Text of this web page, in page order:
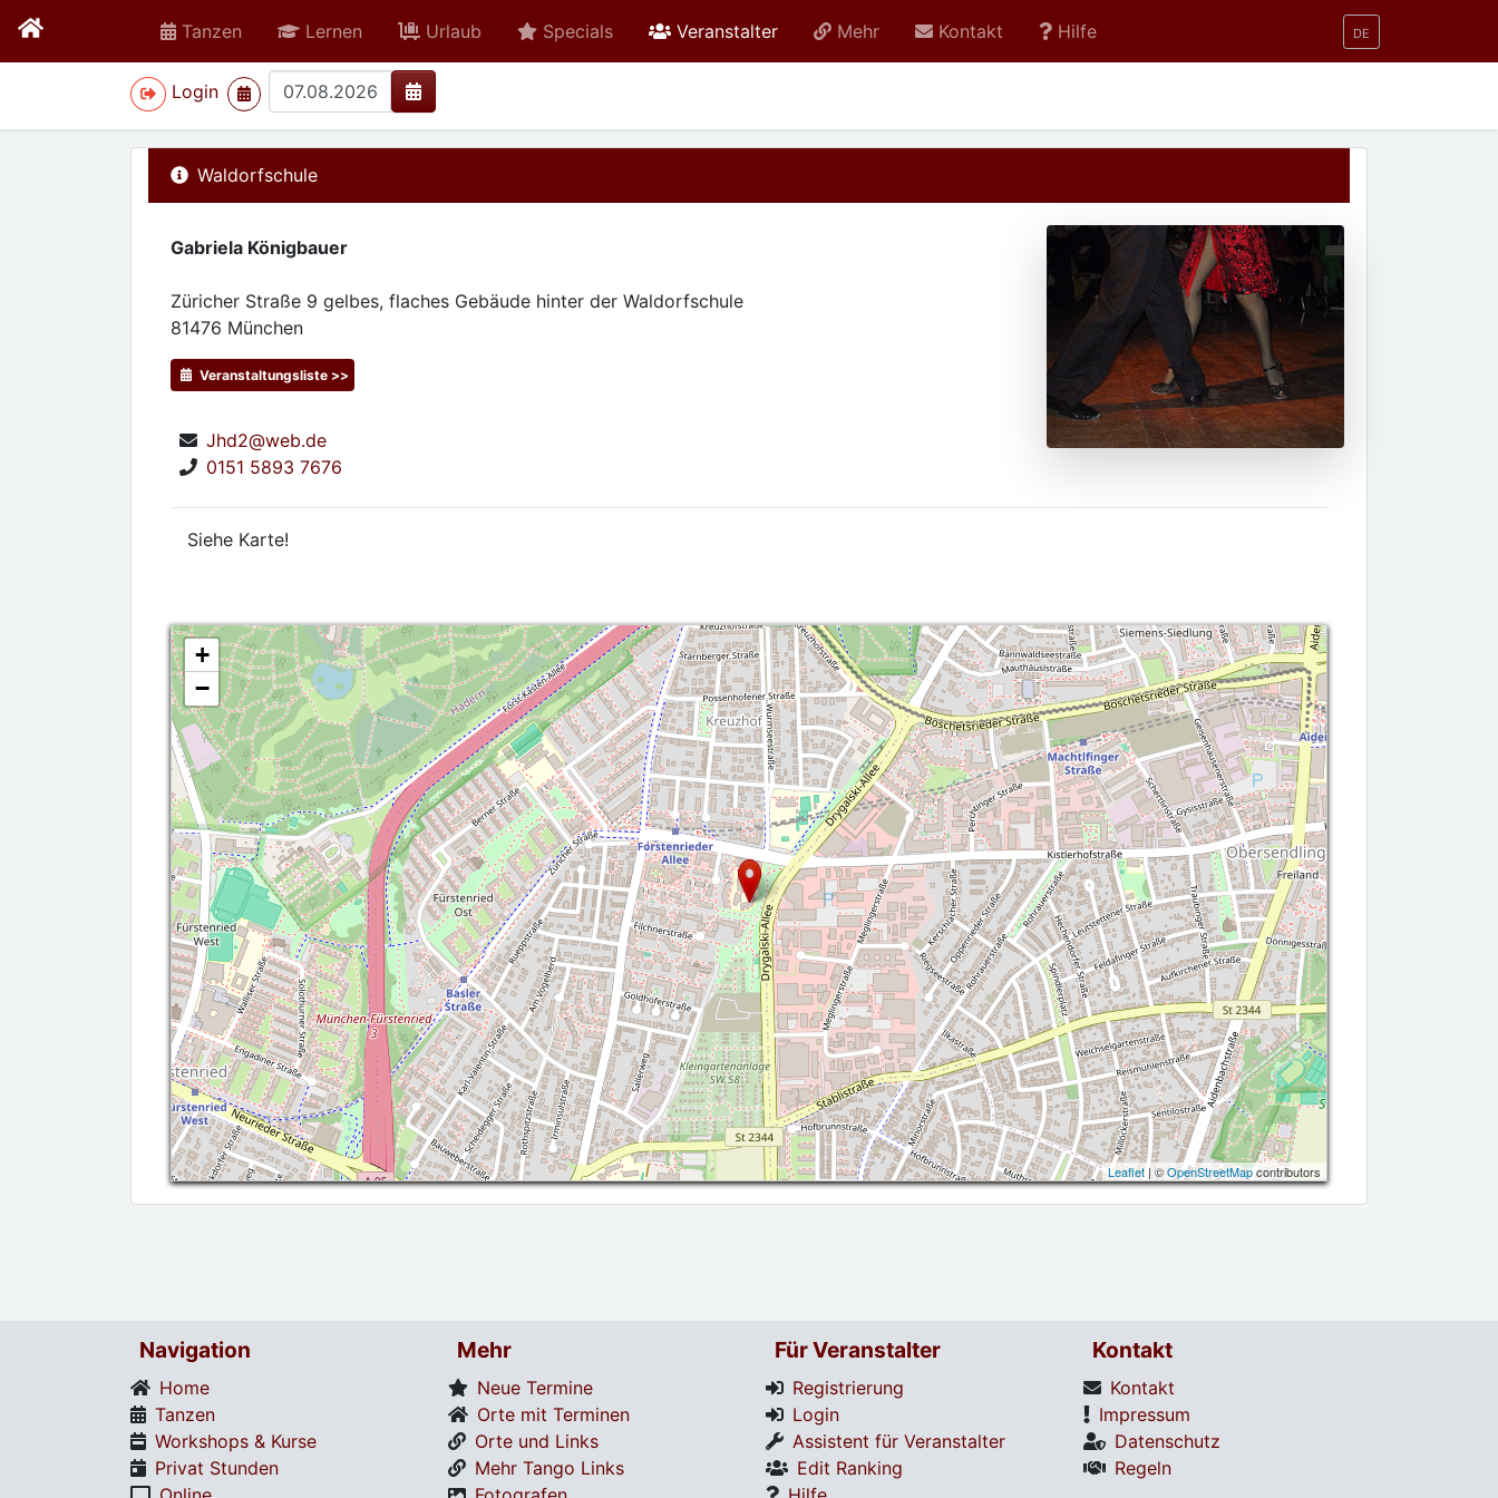
Tanzen Lernen Urlaub Specials Veranstalteractive Mehr Kontakt Hilfe DE
Login
>
Waldorfschule
Gabriela Königbauer
Züricher Straße 9 gelbes, flaches Gebäude hinter der Waldorfschule
81476 München
Veranstaltungsliste >>
Jhd2@web.de
0151 5893 7676
Siehe Karte!
+
−
Leaflet| ©OpenStreetMapcontributors
Navigation
Home
Tanzen
Workshops & Kurse
Privat Stunden
Mehr
Neue Termine
Orte mit Terminen
Orte und Links
Mehr Tango Links
Für Veranstalter
Registrierung
Login
Assistent für Veranstalter
Edit Ranking
Kontakt
Kontakt
Impressum
Datenschutz
Regeln